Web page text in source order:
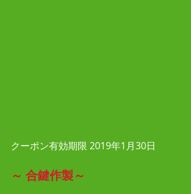
クーポン有効期限 2019年1月30日
～ 合鍵作製～